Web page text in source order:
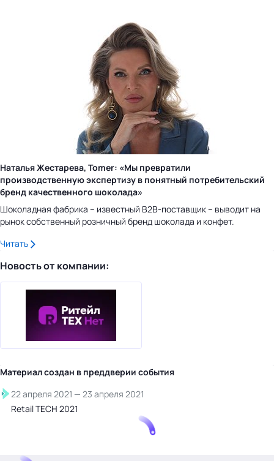
Наталья Жестарева, Tomer: «Мы превратили
производственную экспертизу в понятный потребительский
бренд качественного шоколада»
Шоколадная фабрика – известный B2B-поставщик – выводит на
рынок собственный розничный бренд шоколада и конфет.
Читать
Новость от компании:
Материал создан в преддверии события
22 апреля 2021 — 23 апреля 2021
Retail TECH 2021